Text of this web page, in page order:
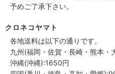
予めご了承下さい。
クロネコヤマト
各地送料は以下の通りです。
九州(福岡・佐賀・長崎・熊本
沖縄(沖縄):1650円